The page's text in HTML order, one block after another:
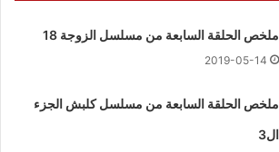
ملخص الحلقة السابعة من مسلسل الزوجة 18
2019-05-14
ملخص الحلقة السابعة من مسلسل كلبش الجزء
ال3